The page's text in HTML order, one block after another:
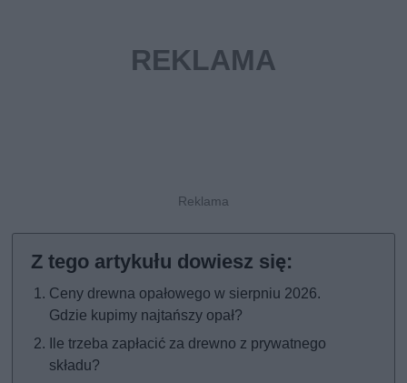
Ceny drewna opałowego w sierpniu 2026.
Gdzie kupimy najtańszy opał?
Ile trzeba zapłacić za drewno z prywatnego
składu?